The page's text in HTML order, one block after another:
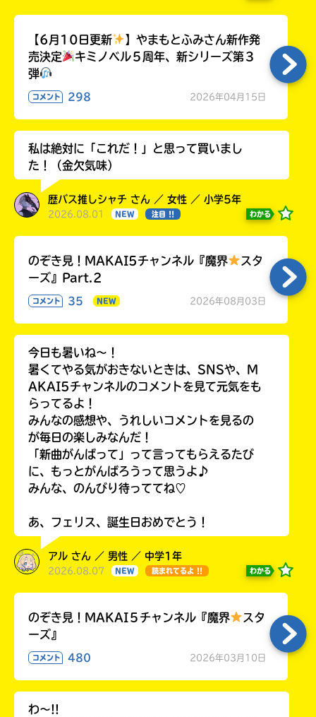
【6月10日更新
】やまもとふみさん新作発
売決定
キミノベル５周年、新シリーズ第３
弾
コメント 298 2026年04月15日
私は絶対に「これだ！」と思って買いまし
た！（金欠気味）
歴バス推しシャチ さん ／ 女性 ／ 小学5年
2026.08.01 NEW 注目 !! わかる
のぞき見！MAKAI5チャンネル『魔界
スタ
ーズ』Part.2
コメント 35 NEW 2026年08月03日
今日も暑いね〜！
暑くてやる気がおきないときは、SNSや、M
AKAI5チャンネルのコメントを見て元気をも
らってるよ！
みんなの感想や、うれしいコメントを見るの
が毎日の楽しみなんだ！
「新曲がんばって」って言ってもらえるたび
に、もっとがんばろうって思うよ♪
みんな、のんびり待っててね♡
あ、フェリス、誕生日おめでとう！
アル さん ／ 男性 ／ 中学1年
2026.08.07 NEW 読まれてるよ !! わかる
のぞき見！MAKAI５チャンネル『魔界
スタ
ーズ』
コメント 480 2026年03月10日
わ〜!!